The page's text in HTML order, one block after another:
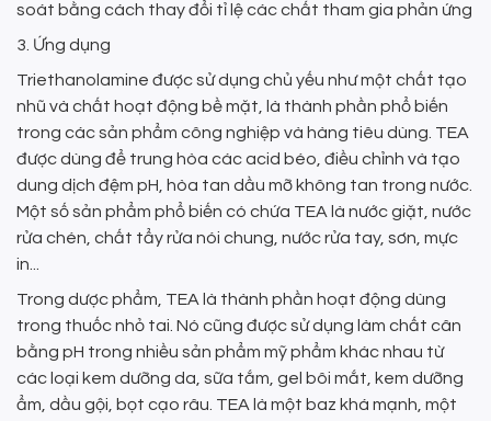
soát bằng cách thay đổi tỉ lệ các chất tham gia phản ứng
3. Ứng dụng
Triethanolamine được sử dụng chủ yếu như một chất tạo
nhũ và chất hoạt động bề mặt, là thành phần phổ biến
trong các sản phẩm công nghiệp và hàng tiêu dùng. TEA
được dùng để trung hòa các acid béo, điều chỉnh và tạo
dung dịch đệm pH, hòa tan dầu mỡ không tan trong nước.
Một số sản phẩm phổ biến có chứa TEA là nước giặt, nước
rửa chén, chất tẩy rửa nói chung, nước rửa tay, sơn, mực
in...
Trong dược phẩm, TEA là thành phần hoạt động dùng
trong thuốc nhỏ tai. Nó cũng được sử dụng làm chất cân
bằng pH trong nhiều sản phẩm mỹ phẩm khác nhau từ
các loại kem dưỡng da, sữa tắm, gel bôi mắt, kem dưỡng
ẩm, dầu gội, bọt cạo râu. TEA là một baz khá mạnh, một